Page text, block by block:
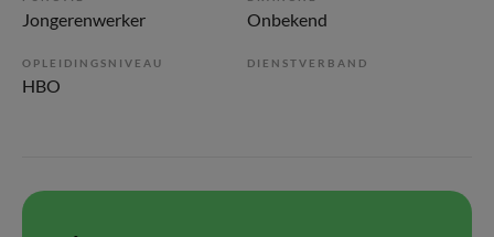
Jongerenwerker Onbekend
OPLEIDINGSNIVEAU
HBO
DIENSTVERBAND